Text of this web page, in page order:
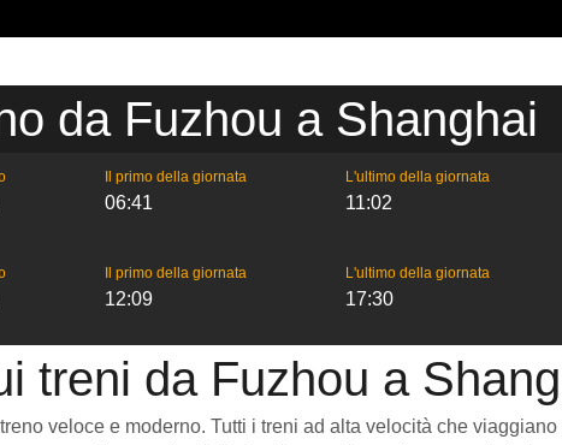
da Fuzhou a Shanghai
Il primo della giornata
06:41
L'ultimo della giornata
11:02
Il primo della giornata
12:09
L'ultimo della giornata
17:30
treni da Fuzhou a
veloce e moderno. Tutti i treni ad alta velocità che